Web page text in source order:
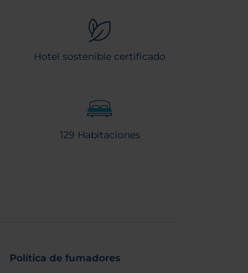
Hotel sostenible certificado
129 Habitaciones
Política de fumadores